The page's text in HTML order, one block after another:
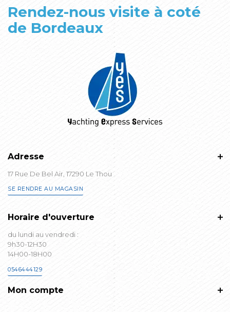
Rendez-nous visite à coté
de Bordeaux
Adresse
17 Rue De Bel Air, 17290 Le Thou
SE RENDRE AU MAGASIN
Horaire d'ouverture
du lundi au vendredi :
9h30-12H30
14H00-18H00
0546444129
Mon compte